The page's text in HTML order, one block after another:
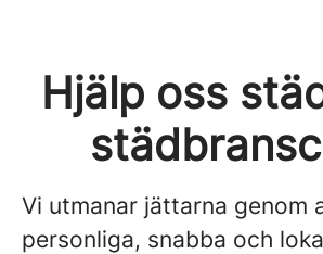
Hjälp oss
Vi utmanar jättarna genom
personliga, snabba och